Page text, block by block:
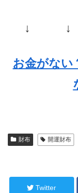
↓
お金がない
財布 開運財布
Twitter